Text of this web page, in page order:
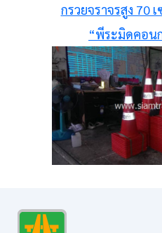
กรวยจราจรสูง 70
“พีระมิดคอน